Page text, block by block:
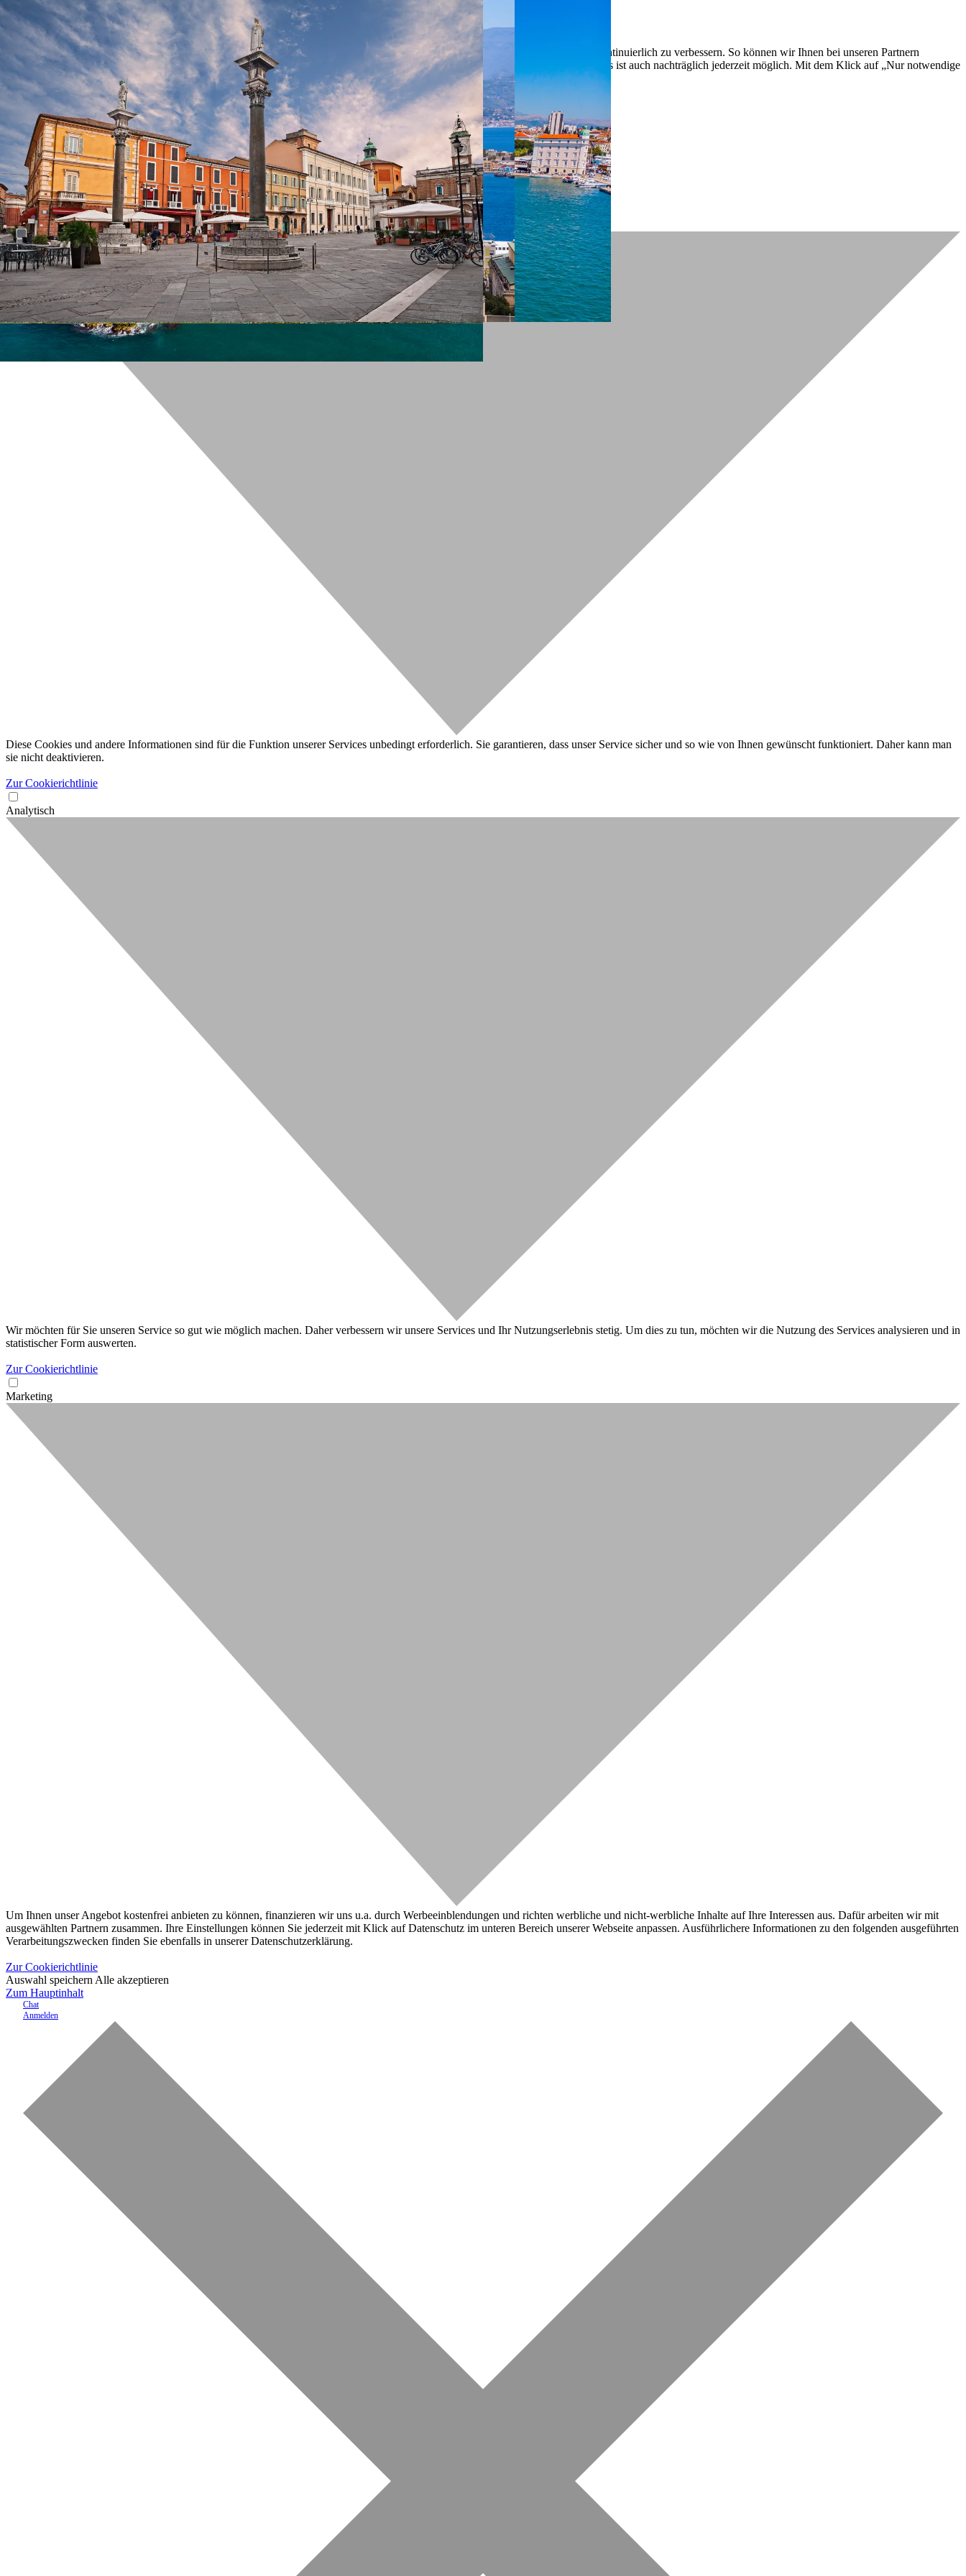
Nur notwendige Cookies
Unvergleichlich lecker
Mit dem Klick auf „geht klar” ermöglichen Sie uns Ihnen über Cookies ein verbessertes Nutzungserlebnis zu servieren und dieses kontinuierlich zu verbessern. So können wir Ihnen bei unseren Partnern
personalisierte Werbung und passende Angebote anzeigen. Über „anpassen” können Sie Ihre persönlichen Präferenzen festlegen. Dies ist auch nachträglich jederzeit möglich. Mit dem Klick auf „Nur notwendige
Cookies” werden lediglich technisch notwendige Cookies gespeichert.
Anpassen
Geht klar
Datenschutzerklärung
Cookierichtlinie Impressum
« zurück
Ihre Cookie-Präferenzen verwalten
Wählen Sie, welche Cookies Sie auf check24.de akzeptieren.
Die Cookierichtlinie finden Siehier.
Notwendig
Diese Cookies und andere Informationen sind für die Funktion unserer Services unbedingt erforderlich. Sie garantieren, dass unser Service sicher und so wie von Ihnen gewünscht funktioniert. Daher kann man
sie nicht deaktivieren.
Zur Cookierichtlinie
Analytisch
Wir möchten für Sie unseren Service so gut wie möglich machen. Daher verbessern wir unsere Services und Ihr Nutzungserlebnis stetig. Um dies zu tun, möchten wir die Nutzung des Services analysieren und in
statistischer Form auswerten.
Zur Cookierichtlinie
Marketing
Um Ihnen unser Angebot kostenfrei anbieten zu können, finanzieren wir uns u.a. durch Werbeeinblendungen und richten werbliche und nicht-werbliche Inhalte auf Ihre Interessen aus. Dafür arbeiten wir mit
ausgewählten Partnern zusammen. Ihre Einstellungen können Sie jederzeit mit Klick auf Datenschutz im unteren Bereich unserer Webseite anpassen. Ausführlichere Informationen zu den folgenden ausgeführten
Verarbeitungszwecken finden Sie ebenfalls in unserer Datenschutzerklärung.
Zur Cookierichtlinie
Auswahl speichern Alle akzeptieren
Zum Hauptinhalt
Chat
Anmelden